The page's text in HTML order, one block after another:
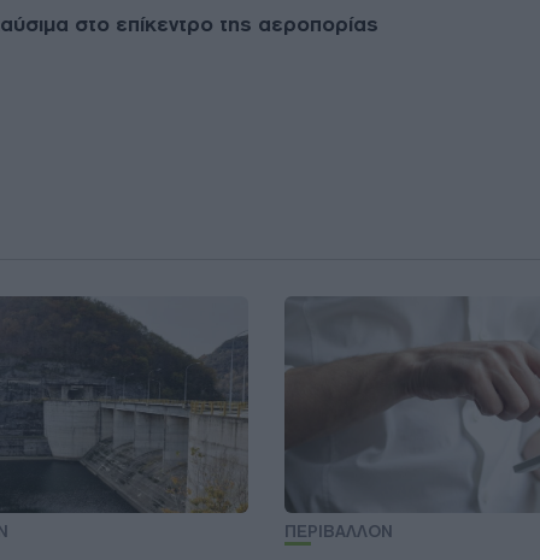
στο επίκεντρο της αεροπορίας
ΠΕΡΙΒΑΛΛΟΝ